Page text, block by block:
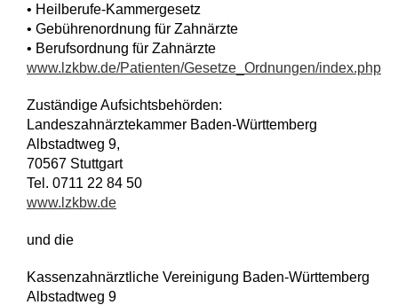
• Heilberufe-Kammergesetz
• Gebührenordnung für Zahnärzte
• Berufsordnung für Zahnärzte
www.lzkbw.de/Patienten/Gesetze_Ordnungen/index.php
Zuständige Aufsichtsbehörden:
Landeszahnärztekammer Baden-Württemberg
Albstadtweg 9,
70567 Stuttgart
Tel. 0711 22 84 50
www.lzkbw.de
und die
Kassenzahnärztliche Vereinigung Baden-Württemberg
Albstadtweg 9